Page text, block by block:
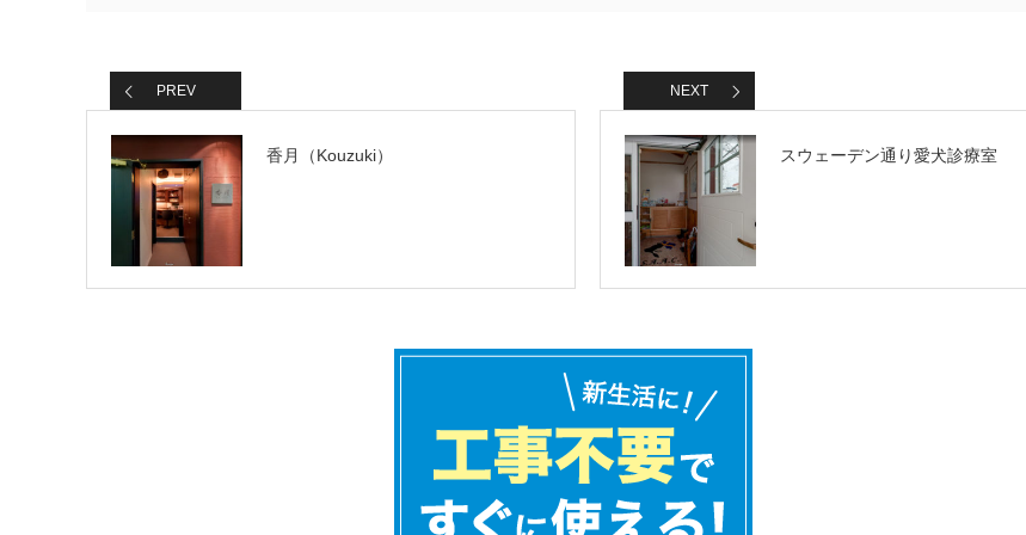
PREV
香月（Kouzuki）
NEXT
スウェーデン通り愛犬診療室